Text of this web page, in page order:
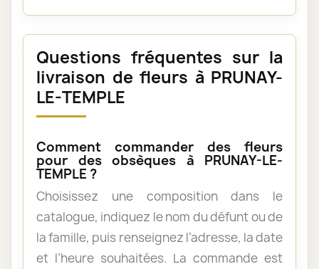
Questions fréquentes sur la
livraison de fleurs à PRUNAY-
LE-TEMPLE
Comment commander des fleurs
pour des obsèques à PRUNAY-LE-
TEMPLE ?
Choisissez une composition dans le
catalogue, indiquez le nom du défunt ou de
la famille, puis renseignez l’adresse, la date
et l’heure souhaitées. La commande est